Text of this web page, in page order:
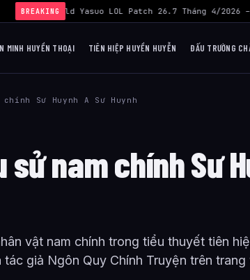
BREAKING
› Build Yasuo LOL Patch 26.7 Tháng 4/2026
MINH HUYỀN THOẠI TIÊN HIỆP HUYỀN HUYỄN ĐẤU TRƯỜNG
Sư Huynh A Sư Huynh
nam chính Sư
vật nam chính trong tiểu thuyết tiên
giả Ngôn Quy Chính Truyện trên trang